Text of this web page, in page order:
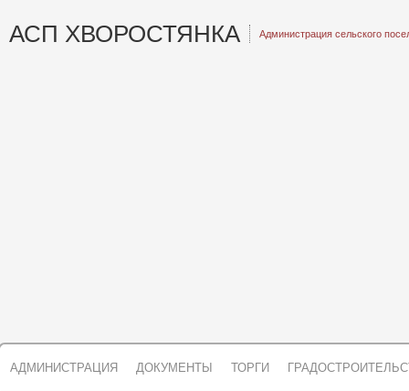
АСП ХВОРОСТЯНКА Администрация сельского
АДМИНИСТРАЦИЯ ДОКУМЕНТЫ ТОРГИ